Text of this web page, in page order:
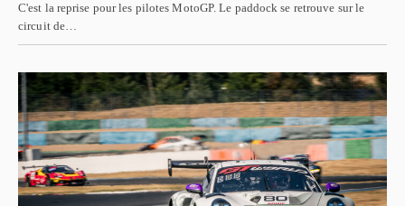
C'est la reprise pour les pilotes MotoGP. Le paddock se retrouve sur le
circuit de…